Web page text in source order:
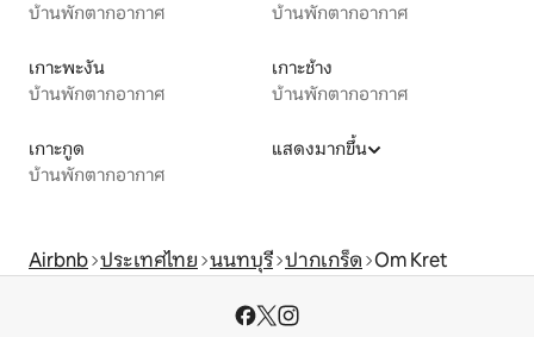
บ้านพักตากอากาศ
บ้านพักตากอากาศ
เกาะพะงัน
บ้านพักตากอากาศ
เกาะช้าง
บ้านพักตากอากาศ
เกาะกูด
บ้านพักตากอากาศ
แสดงมากขึ้น
Airbnb ประเทศไทย นนทบุรี ปากเกร็ด Om Kret